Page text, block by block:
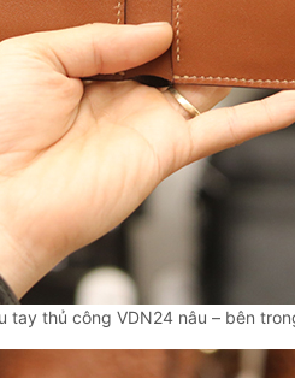
tay thủ công VDN24 nâu – bên